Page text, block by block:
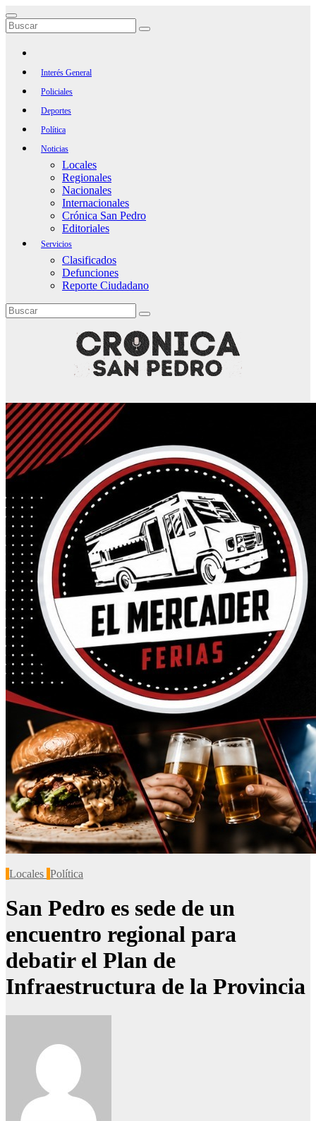
Saltar
al
contenido
Interés General
Policiales
Deportes
Política
Noticias
Locales
Regionales
Nacionales
Internacionales
Crónica San Pedro
Editoriales
Servicios
Clasificados
Defunciones
Reporte Ciudadano
Locales Política
San Pedro es sede de un
encuentro regional para
debatir el Plan de
Infraestructura de la Provincia